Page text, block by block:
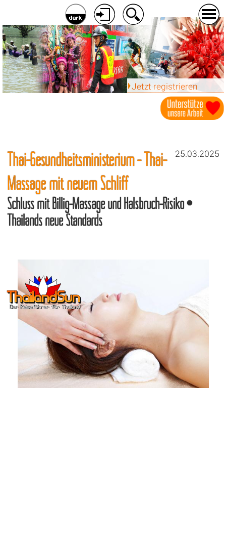
Jetzt registrieren
25.03.2025
Thai-Gesundheitsministerium - Thai-
Massage mit neuem Schliff
Schluss mit Billig-Massage und Halsbruch-Risiko •
Thailands neue Standards